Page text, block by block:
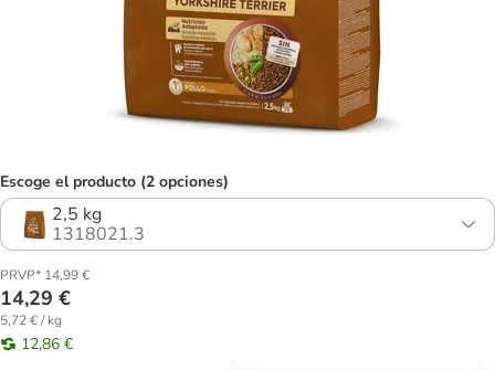
Escoge el producto (2 opciones)
2,5 kg
1318021.3
PRVP* 14,99 €
14,29 €
5,72 € / kg
12,86 €